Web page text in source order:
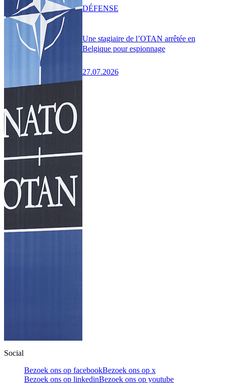
Une stagiaire de l’OTAN arrêtée en
Belgique pour espionnage
27.07.2026
DÉFENSE
Social
Bezoek ons op facebookBezoek ons op x
Bezoek ons op linkedinBezoek ons op youtube